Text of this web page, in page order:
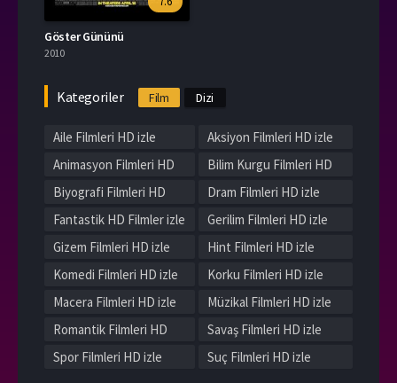
Göster Gününü
2010
Kategoriler Film Dizi
Aile Filmleri HD izle
Aksiyon Filmleri HD izle
Animasyon Filmleri HD
izle
Bilim Kurgu Filmleri HD
izle
Biyografi Filmleri HD
izle
Dram Filmleri HD izle
Fantastik HD Filmler izle
Gerilim Filmleri HD izle
Gizem Filmleri HD izle
Hint Filmleri HD izle
Komedi Filmleri HD izle
Korku Filmleri HD izle
Macera Filmleri HD izle
Müzikal Filmleri HD izle
Romantik Filmleri HD
izle
Savaş Filmleri HD izle
Spor Filmleri HD izle
Suç Filmleri HD izle